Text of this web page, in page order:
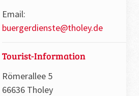
Email:
buergerdienste@tholey.de
Tourist-Information
Römerallee 5
66636 Tholey